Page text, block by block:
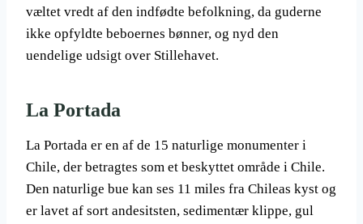
væltet vredt af den indfødte befolkning, da guderne
ikke opfyldte beboernes bønner, og nyd den
uendelige udsigt over Stillehavet.
La Portada
La Portada er en af ​​de 15 naturlige monumenter i
Chile, der betragtes som et beskyttet område i Chile.
Den naturlige bue kan ses 11 miles fra Chileas kyst og
er lavet af sort andesitsten, sedimentær klippe, gul